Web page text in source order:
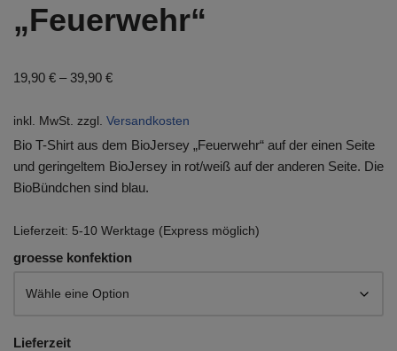
„Feuerwehr“
19,90 € –39,90 €
inkl. MwSt. zzgl. Versandkosten
Bio T-Shirt aus dem BioJersey „Feuerwehr“ auf der einen Seite
und geringeltem BioJersey in rot/weiß auf der anderen Seite. Die
BioBündchen sind blau.
Lieferzeit: 5-10 Werktage (Express möglich)
groesse konfektion
Lieferzeit